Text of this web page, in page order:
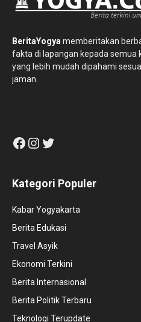
BeritaYogya memberitakan
fakta di lapangan kepada semua
yang lebih mudah dipahami
jaman.
Facebook
Instagram
Twitter
Kategori Populer
Kabar Yogyakarta
Berita Edukasi
Travel Asyik
Ekonomi Terkini
Berita Internasional
Berita Politik Terbaru
Teknologi Terupdate